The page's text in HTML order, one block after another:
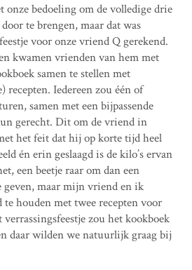
onze bedoeling om de volledige drie
te brengen, maar dat was
voor onze vriend Q gerekend.
kwamen vrienden van hem met
samen te stellen met
recepten. Iedereen zou één of
samen met een bijpassende
gerecht. Dit om de vriend in
het feit dat hij op korte tijd heel
én erin geslaagd is de kilo’s ervan
een beetje raar om dan een
geven, maar mijn vriend en ik
te houden met twee recepten voor
zou het kookboek
daar wilden we natuurlijk graag bij